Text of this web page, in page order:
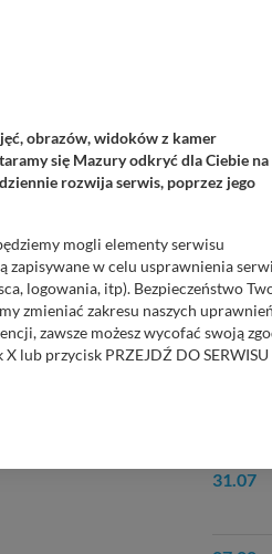
z
31.07
obrazów, widoków z kamer
się Mazury odkryć dla Ciebie na
rozwija serwis, poprzez jego
mogli elementy serwisu
zapisywane w celu usprawnienia
logowania, itp). Bezpieczeństwo
zmieniać zakresu naszych
zawsze możesz wycofać swoją
X lub przycisk PRZEJDŹ DO SERWISU
(przekazanie danych z formularza